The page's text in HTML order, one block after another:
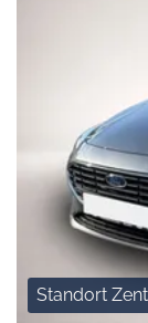
Standort